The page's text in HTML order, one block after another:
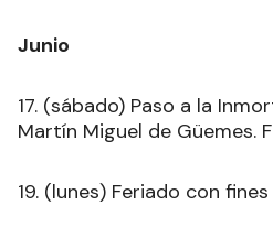
Junio
17. (sábado) Paso a la
Martín Miguel de Güemes.
19. (lunes) Feriado con